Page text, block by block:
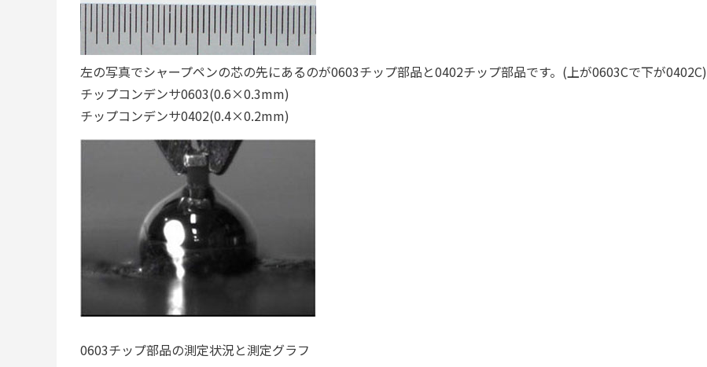
左の写真でシャープペンの芯の先にあるのが0603チップ部品と0402チップ部品です。(上が0603Cで下が0402C)
チップコンデンサ0603(0.6×0.3mm)
チップコンデンサ0402(0.4×0.2mm)
0603チップ部品の測定状況と測定グラフ